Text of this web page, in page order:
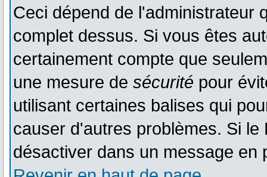
Ceci dépend de l'administrateur
complet dessus. Si vous êtes
certainement compte que
une mesure de sécurité pour
utilisant certaines balises qui
causer d'autres problèmes. Si
désactiver dans un message en